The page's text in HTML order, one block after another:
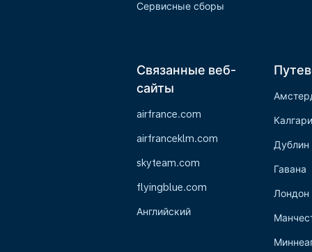
Сервисные сборы
Связанные веб-
сайты
airfrance.com
airfranceklm.com
skyteam.com
flyingblue.com
Английский
Калгари
Дублин
Гавана
Лондон